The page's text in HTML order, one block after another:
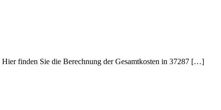
Hier finden Sie die Berechnung der Gesamtkosten in 37287 […]